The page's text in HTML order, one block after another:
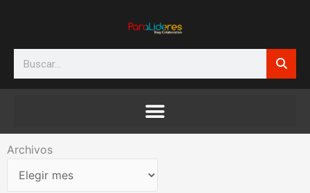
Search
Archivos
Archivos